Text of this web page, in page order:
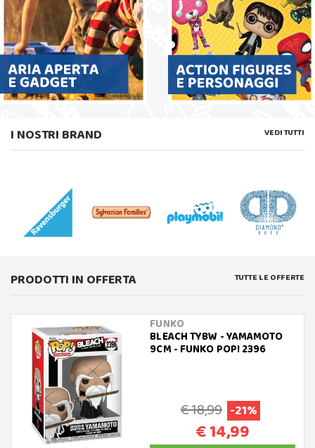
I NOSTRI BRAND VEDI TUTTI
PRODOTTI IN OFFERTA TUTTE LE OFFERTE
FUNKO
BLEACH TYBW - YAMAMOTO
9CM - FUNKO POP! 2396
€ 18,99 -21%
€ 14,99